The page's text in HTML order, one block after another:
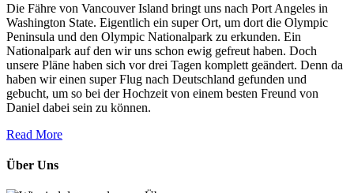
Die Fähre von Vancouver Island bringt uns nach Port Angeles in
Washington State. Eigentlich ein super Ort, um dort die Olympic
Peninsula und den Olympic Nationalpark zu erkunden. Ein
Nationalpark auf den wir uns schon ewig gefreut haben. Doch
unsere Pläne haben sich vor drei Tagen komplett geändert. Denn da
haben wir einen super Flug nach Deutschland gefunden und
gebucht, um so bei der Hochzeit von einem besten Freund von
Daniel dabei sein zu können.
Read More
Über Uns